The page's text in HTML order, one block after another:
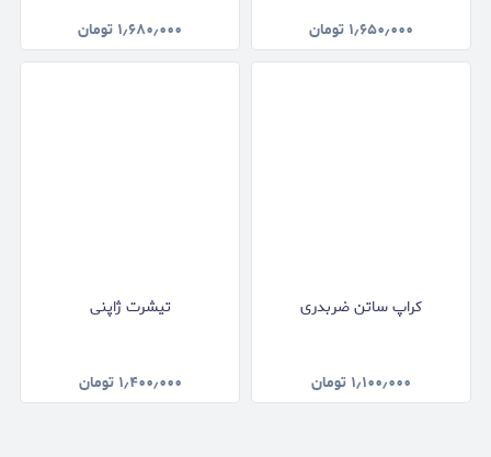
۱٫۶۵۰٫۰۰۰ تومان ۱٫۶۸۰٫۰۰۰ تومان
کراپ ساتن ضربدری
۱٫۱۰۰٫۰۰۰ تومان
تیشرت ژاپنی
۱٫۴۰۰٫۰۰۰ تومان